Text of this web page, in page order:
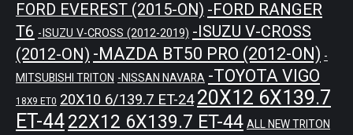
FORD EVEREST (2015-ON) -FORD RANGER
T6 -ISUZU V-CROSS (2012-2019) -ISUZU V-CROSS
(2012-ON) -MAZDA BT50 PRO (2012-ON) -
MITSUBISHI TRITON -NISSAN NAVARA -TOYOTA VIGO
18X9 ET0 20X10 6/139.7 ET-24 20X12 6X139.7
ET-4422X12 6X139.7 ET-44 ALL NEW TRITON